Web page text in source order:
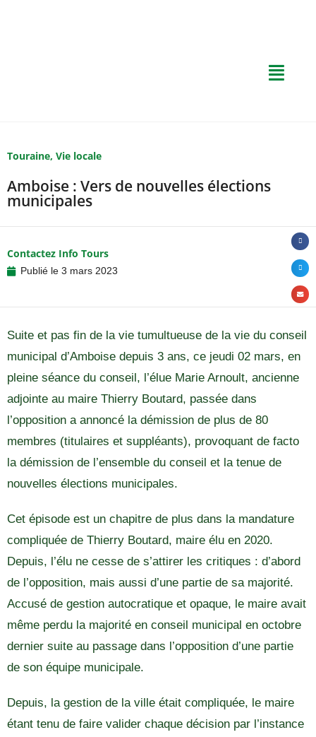
Touraine, Vie locale
Amboise : Vers de nouvelles élections
municipales
Contactez Info Tours
Publié le 3 mars 2023
Suite et pas fin de la vie tumultueuse de la vie du conseil
municipal d’Amboise depuis 3 ans, ce jeudi 02 mars, en
pleine séance du conseil, l’élue Marie Arnoult, ancienne
adjointe au maire Thierry Boutard, passée dans
l’opposition a annoncé la démission de plus de 80
membres (titulaires et suppléants), provoquant de facto
la démission de l’ensemble du conseil et la tenue de
nouvelles élections municipales.
Cet épisode est un chapitre de plus dans la mandature
compliquée de Thierry Boutard, maire élu en 2020.
Depuis, l’élu ne cesse de s’attirer les critiques : d’abord
de l’opposition, mais aussi d’une partie de sa majorité.
Accusé de gestion autocratique et opaque, le maire avait
même perdu la majorité en conseil municipal en octobre
dernier suite au passage dans l’opposition d’une partie
de son équipe municipale.
Depuis, la gestion de la ville était compliquée, le maire
étant tenu de faire valider chaque décision par l’instance